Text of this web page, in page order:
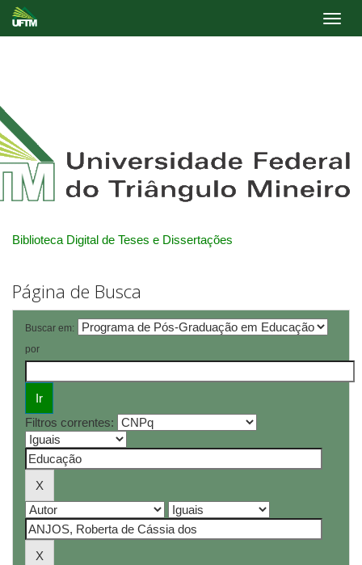
Biblioteca Digital de Teses e Dissertações
Página de Busca
Buscar em:
por
Filtros correntes: